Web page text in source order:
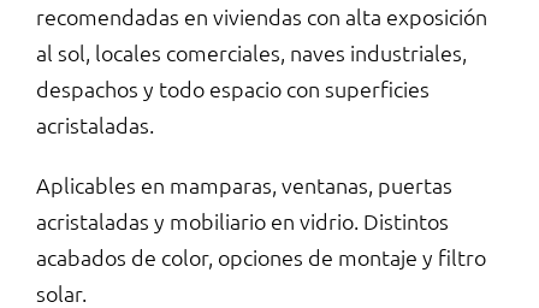
recomendadas en viviendas con alta exposición
al sol, locales comerciales, naves industriales,
despachos y todo espacio con superficies
acristaladas.
Aplicables en mamparas, ventanas, puertas
acristaladas y mobiliario en vidrio. Distintos
acabados de color, opciones de montaje y filtro
solar.